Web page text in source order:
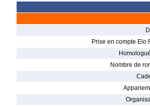
Prise en compte Elo
Nombre de